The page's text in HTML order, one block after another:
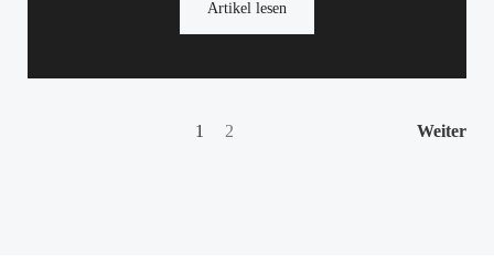
Artikel lesen
Beitragsnavigation
Beitragsnavigation
Seite
1 Seite
2 Weiter